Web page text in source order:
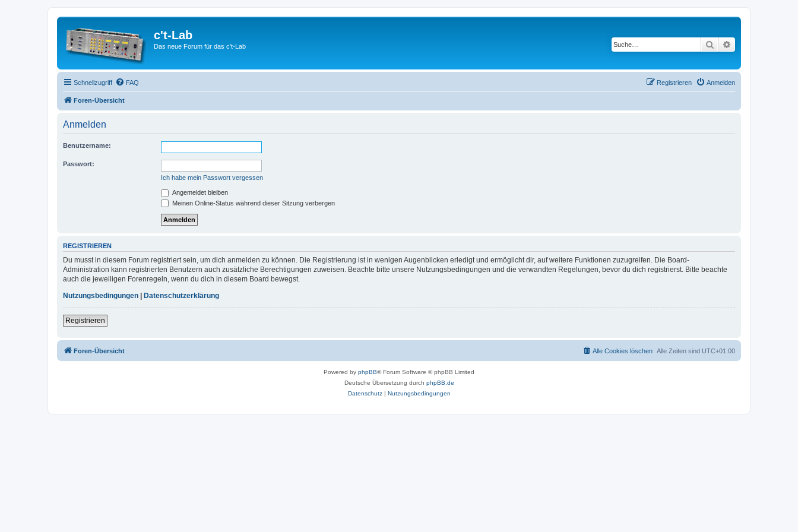
c't-Lab
Das neue Forum für das c't-Lab Suche
Schnellzugriff FAQ Anmelden
Registrieren
Foren-Übersicht
Anmelden
Benutzername:
Passwort:
Ich habe mein Passwort vergessen
Angemeldet bleiben
Meinen Online-Status während dieser Sitzung verbergen
REGISTRIEREN
Du musst in diesem Forum registriert sein, um dich anmelden zu können. Die Registrierung ist in wenigen Augenblicken erledigt und ermöglicht dir, auf weitere Funktionen zuzugreifen. Die Board-
Administration kann registrierten Benutzern auch zusätzliche Berechtigungen zuweisen. Beachte bitte unsere Nutzungsbedingungen und die verwandten Regelungen, bevor du dich registrierst. Bitte beachte
auch die jeweiligen Forenregeln, wenn du dich in diesem Board bewegst.
Nutzungsbedingungen | Datenschutzerklärung
Registrieren
Foren-Übersicht Alle Zeiten sind UTC+01:00
Alle Cookies löschen
Powered by phpBB® Forum Software © phpBB Limited
Deutsche Übersetzung durch phpBB.de
Datenschutz| Nutzungsbedingungen